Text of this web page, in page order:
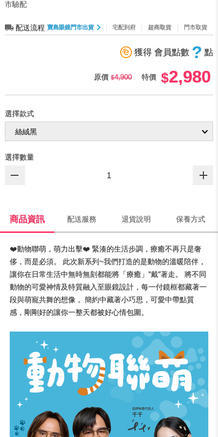
市驗配
配送流程 寶島眼鏡門市出貨 宅配到府 超商取貨 門市取貨
獲得 會員點數 ? 點
原價 4,900 特價 2,980
選擇款式
選擇數量
商品資訊 配送服務 退貨說明 保養方式
❤️動物聯萌，萌力出擊❤️ 緊湊的生活步調，療癒不再只是奢
侈，而是必須。 此次新系列~我們打造的是動物的溫暖陪伴，
讓你在日常生活中無時無刻都能將「療癒」”戴”著走。 將不同
動物的可愛神情及特質融入至眼鏡設計，每一付鏡框都藏著一
段與萌寵共舞的想像， 簡約中藏著小巧思，可愛中帶點質
感，剛剛好的讓你一整天都被好心情包圍。